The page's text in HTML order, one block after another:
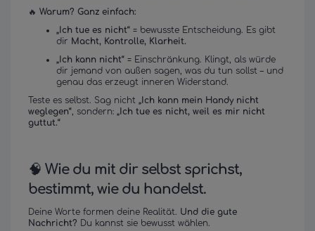
🔥 Warum? Ganz einfach:
„Ich tue es nicht“ = bewusste Entscheidung. Es gibt
dir Macht, Kontrolle, Klarheit.
„Ich kann nicht“ = Einschränkung. Klingt, als würde
dir jemand von außen sagen, was du tun sollst – und
genau das erzeugt inneren Widerstand.
Teste es selbst. Sag nicht „Ich kann mein Handy nicht
weglegen“, sondern: „Ich tue es nicht, weil es mir nicht
guttut.“
🧠 Wie du mit dir selbst sprichst,
bestimmt, wie du handelst.
Deine Worte formen deine Realität. Und die gute
Nachricht? Du kannst sie bewusst wählen.